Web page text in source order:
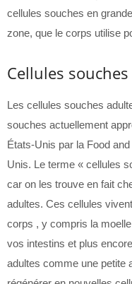
cellules souches en
zone, que le corps utilise
Cellules
Les cellules souches
souches actuellement
États-Unis par la Food
Unis. Le terme « cellules
car on les trouve en fait
adultes. Ces cellules
corps , y compris la
vos intestins et plus
adultes comme une petite